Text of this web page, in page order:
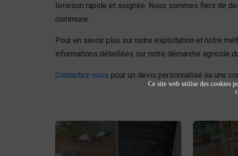
livraison rapide et soignée. Nous sommes fiers de
commune.
Pour en savoir plus sur notre exploitation et notre
informations détaillées sur notre démarche agricole
Contactez-nous pour un devis personnalisé ou une
Ce site web utilise des cookies